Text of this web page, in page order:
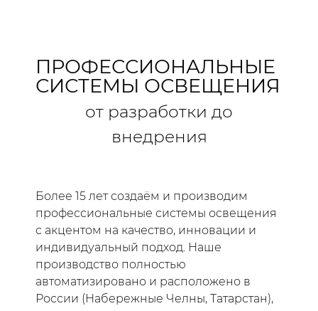
ПРОФЕССИОНАЛЬНЫЕ
СИСТЕМЫ ОСВЕЩЕНИЯ
от разработки до
внедрения
Более 15 лет создаём и производим
профессиональные системы освещения
с акцентом на качество, инновации и
индивидуальный подход. Наше
производство полностью
автоматизировано и расположено в
России (Набережные Челны, Татарстан),